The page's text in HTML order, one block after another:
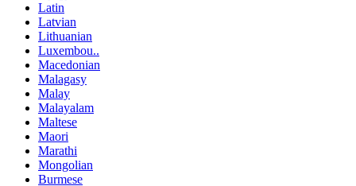
Latin
Latvian
Lithuanian
Luxembou..
Macedonian
Malagasy
Malay
Malayalam
Maltese
Maori
Marathi
Mongolian
Burmese